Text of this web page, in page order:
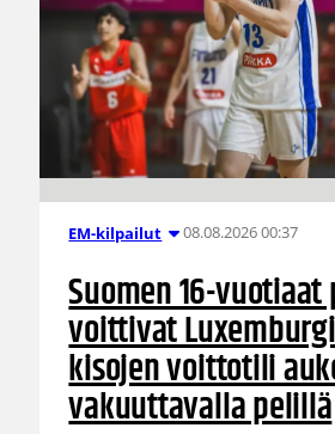
EM-kilpailut 08.08.2026 00:37
Suomen 16-
voittivat
kisojen voittotili
vakuuttavalla pelillä